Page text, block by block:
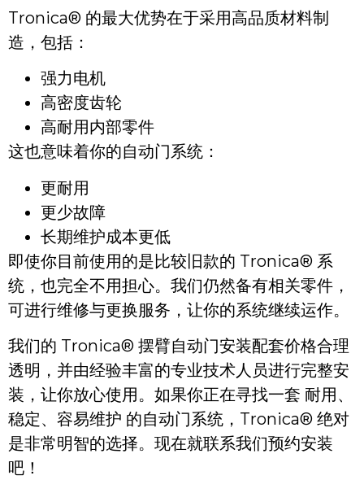
Tronica® 的最大优势在于采用高品质材料制
造，包括：
强力电机
高密度齿轮
高耐用内部零件
这也意味着你的自动门系统：
更耐用
更少故障
长期维护成本更低
即使你目前使用的是比较旧款的 Tronica® 系
统，也完全不用担心。我们仍然备有相关零件，
可进行维修与更换服务，让你的系统继续运作。
我们的 Tronica® 摆臂自动门安装配套价格合理
透明，并由经验丰富的专业技术人员进行完整安
装，让你放心使用。如果你正在寻找一套 耐用、
稳定、容易维护 的自动门系统，Tronica® 绝对
是非常明智的选择。现在就联系我们预约安装
吧！